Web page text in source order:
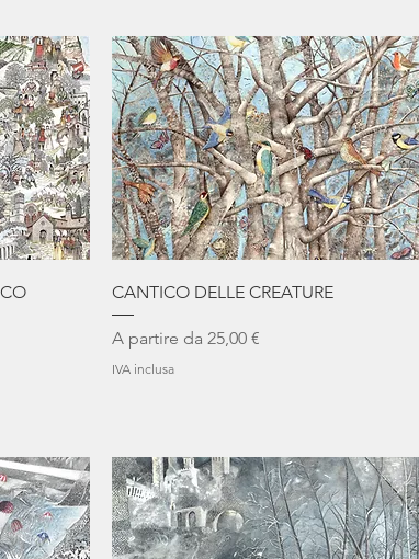
Vista rapida
CANTICO DELLE CREATURE
A partire da 25,00 €
Prezzo scontato
IVA inclusa